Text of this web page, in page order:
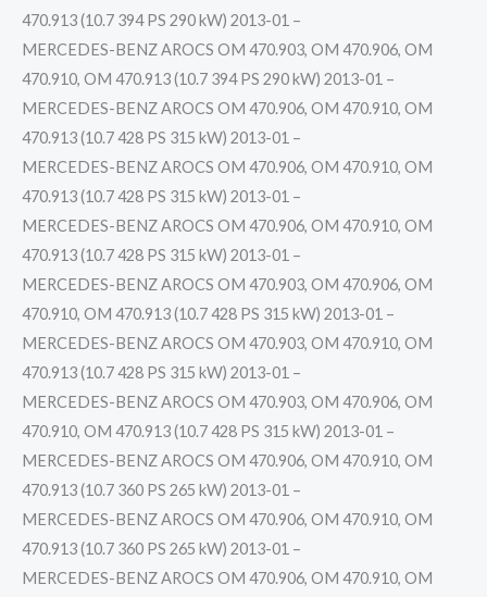
470.913 (10.7 394 PS 290 kW) 2013-01 –
MERCEDES-BENZ AROCS OM 470.903, OM 470.906, OM
470.910, OM 470.913 (10.7 394 PS 290 kW) 2013-01 –
MERCEDES-BENZ AROCS OM 470.906, OM 470.910, OM
470.913 (10.7 428 PS 315 kW) 2013-01 –
MERCEDES-BENZ AROCS OM 470.906, OM 470.910, OM
470.913 (10.7 428 PS 315 kW) 2013-01 –
MERCEDES-BENZ AROCS OM 470.906, OM 470.910, OM
470.913 (10.7 428 PS 315 kW) 2013-01 –
MERCEDES-BENZ AROCS OM 470.903, OM 470.906, OM
470.910, OM 470.913 (10.7 428 PS 315 kW) 2013-01 –
MERCEDES-BENZ AROCS OM 470.903, OM 470.910, OM
470.913 (10.7 428 PS 315 kW) 2013-01 –
MERCEDES-BENZ AROCS OM 470.903, OM 470.906, OM
470.910, OM 470.913 (10.7 428 PS 315 kW) 2013-01 –
MERCEDES-BENZ AROCS OM 470.906, OM 470.910, OM
470.913 (10.7 360 PS 265 kW) 2013-01 –
MERCEDES-BENZ AROCS OM 470.906, OM 470.910, OM
470.913 (10.7 360 PS 265 kW) 2013-01 –
MERCEDES-BENZ AROCS OM 470.906, OM 470.910, OM